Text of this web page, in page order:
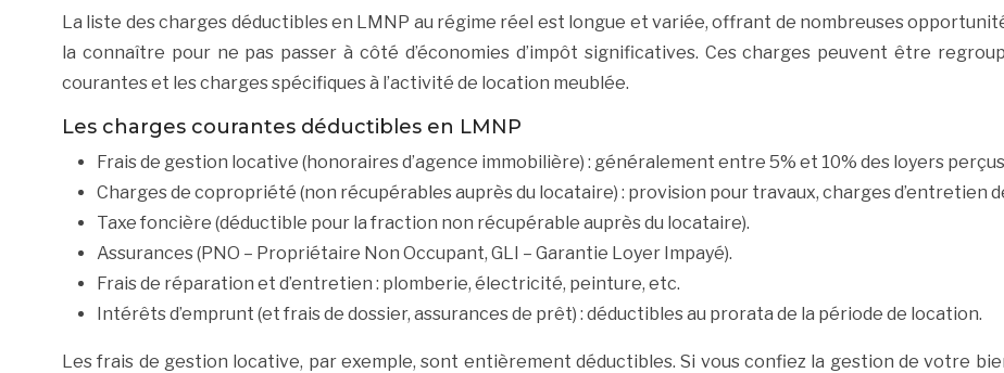
La liste des charges déductibles en LMNP au régime réel est longue et variée, offrant de nombreuses
la connaître pour ne pas passer à côté d’économies d’impôt significatives. Ces charges peuvent être
courantes et les charges spécifiques à l’activité de location meublée.
Les charges courantes déductibles en LMNP
Frais de gestion locative (honoraires d’agence immobilière) : généralement entre 5% et 10% des loyers
Charges de copropriété (non récupérables auprès du locataire) : provision pour travaux, charges d’entretien
Taxe foncière (déductible pour la fraction non récupérable auprès du locataire).
Assurances (PNO – Propriétaire Non Occupant, GLI – Garantie Loyer Impayé).
Frais de réparation et d’entretien : plomberie, électricité, peinture, etc.
Intérêts d’emprunt (et frais de dossier, assurances de prêt) : déductibles au prorata de la période de location.
Les frais de gestion locative, par exemple, sont entièrement déductibles. Si vous confiez la gestion de votre